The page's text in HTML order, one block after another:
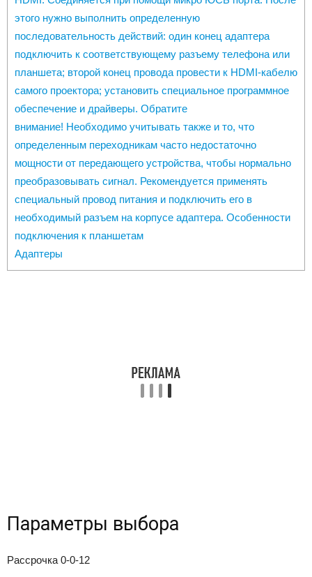
этого нужно выполнить определенную
последовательность действий: один конец адаптера
подключить к соответствующему разъему телефона или
планшета; второй конец провода провести к HDMI-кабелю
самого проектора; установить специальное программное
обеспечение и драйверы. Обратите
внимание! Необходимо учитывать также и то, что
определенным переходникам часто недостаточно
мощности от передающего устройства, чтобы нормально
преобразовывать сигнал. Рекомендуется применять
специальный провод питания и подключить его в
необходимый разъем на корпусе адаптера. Особенности
подключения к планшетам
Адаптеры
Параметры выбора
Рассрочка 0-0-12